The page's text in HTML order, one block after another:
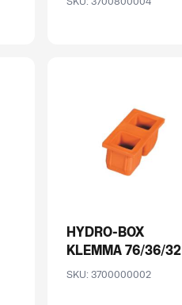
HYDRO-BOX
KLEMMA 76/36/32
SKU: 3700000002